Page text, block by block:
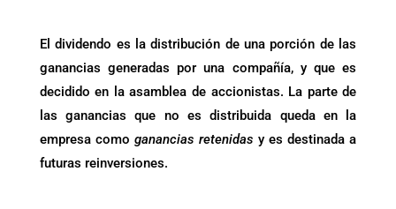
El dividendo es la distribución de una porción de las
ganancias generadas por una compañía, y que es
decidido en la asamblea de accionistas. La parte de
las ganancias que no es distribuida queda en la
empresa como ganancias retenidas y es destinada a
futuras reinversiones.